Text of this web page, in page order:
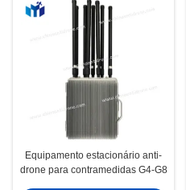
Equipamento estacionário anti-
drone para contramedidas G4-G8